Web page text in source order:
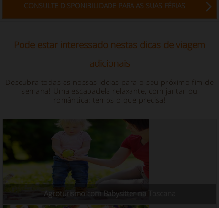
CONSULTE DISPONIBILIDADE PARA AS SUAS FÉRIAS
Pode estar interessado nestas dicas de viagem
adicionais
Descubra todas as nossas ideias para o seu próximo fim de
semana! Uma escapadela relaxante, com jantar ou
romântica: temos o que precisa!
Agroturismo com Babysitter na Toscana